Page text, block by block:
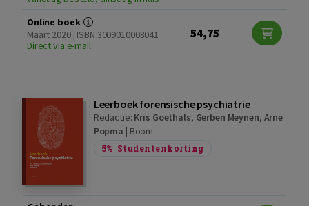
Online boek
Maart 2020 | ISBN 3009010008041
Direct via e-mail
54,75
Leerboek forensische psychiatrie
Redactie: Kris Goethals, Gerben Meynen, Arne
Popma | Boom
5% Studentenkorting